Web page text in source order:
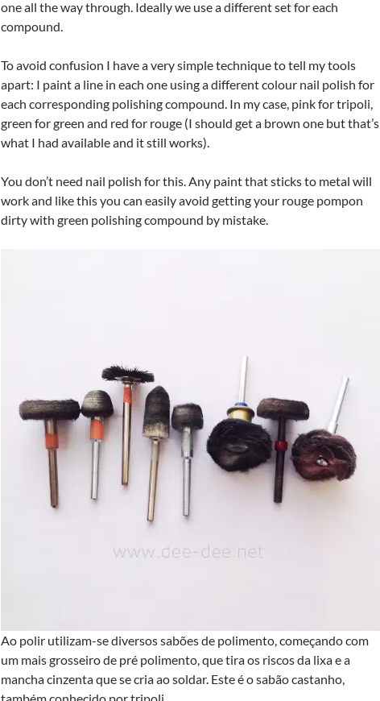
one all the way through. Ideally we use a different set for each
compound.
To avoid confusion I have a very simple technique to tell my tools
apart: I paint a line in each one using a different colour nail polish for
each corresponding polishing compound. In my case, pink for tripoli,
green for green and red for rouge (I should get a brown one but that’s
what I had available and it still works).
You don’t need nail polish for this. Any paint that sticks to metal will
work and like this you can easily avoid getting your rouge pompon
dirty with green polishing compound by mistake.
Ao polir utilizam-se diversos sabões de polimento, começando com
um mais grosseiro de pré polimento, que tira os riscos da lixa e a
mancha cinzenta que se cria ao soldar. Este é o sabão castanho,